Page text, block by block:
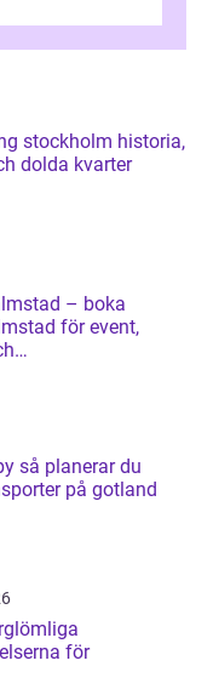
historia,
dolda kvarter
– boka
för event,
du
på gotland
för